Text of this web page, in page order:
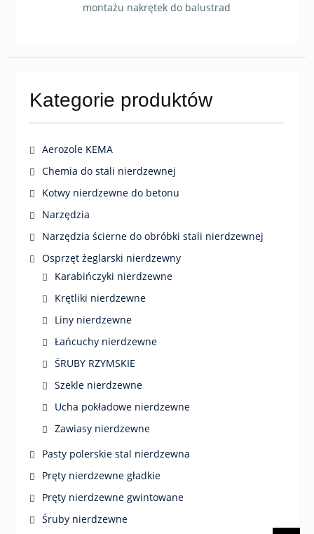
montażu nakrętek do balustrad
Kategorie produktów
Aerozole KEMA
Chemia do stali nierdzewnej
Kotwy nierdzewne do betonu
Narzędzia
Narzędzia ścierne do obróbki stali nierdzewnej
Osprzęt żeglarski nierdzewny
Karabińczyki nierdzewne
Krętliki nierdzewne
Liny nierdzewne
Łańcuchy nierdzewne
ŚRUBY RZYMSKIE
Szekle nierdzewne
Ucha pokładowe nierdzewne
Zawiasy nierdzewne
Pasty polerskie stal nierdzewna
Pręty nierdzewne gładkie
Pręty nierdzewne gwintowane
Śruby nierdzewne